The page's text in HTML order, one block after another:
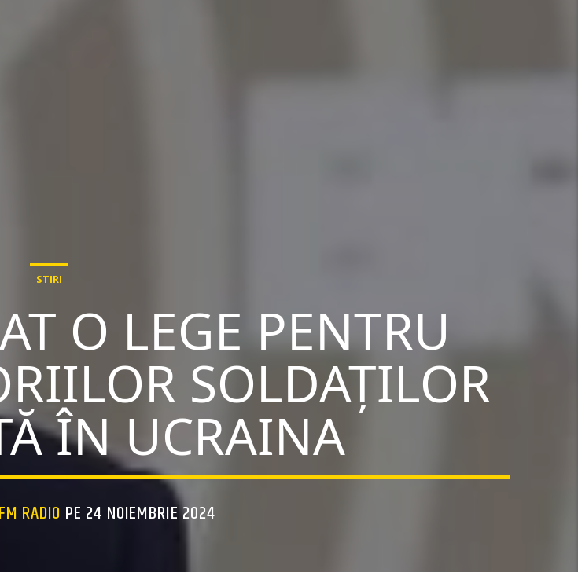
STIRI
O LEGE PENTRU
SOLDAȚILOR
ÎN UCRAINA
RADIO PE 24 NOIEMBRIE 2024